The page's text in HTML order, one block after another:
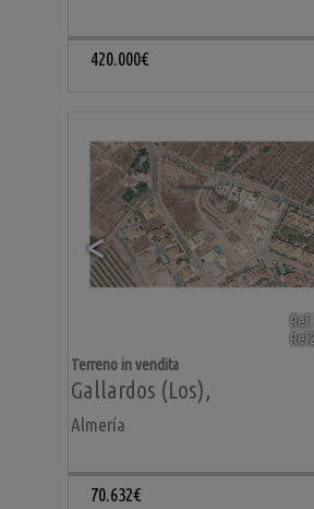
420.000€
<
Gallardos (Los),
Almería
Terreno in vendita
70.632€